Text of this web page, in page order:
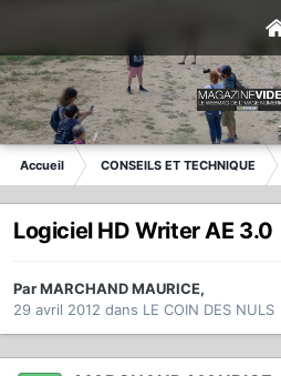
Accueil CONSEILS ET TECHNIQUE
Logiciel HD Writer AE 3.0
ParMARCHAND MAURICE,
29 avril 2012 dans LE COIN DES NULS